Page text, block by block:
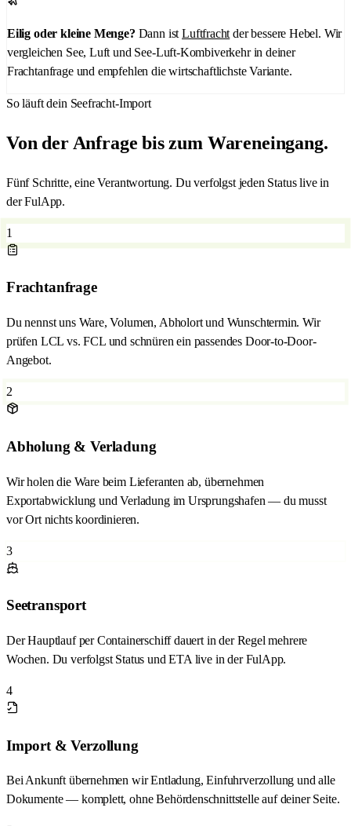
Eilig oder kleine Menge? Dann istLuftfracht der bessere Hebel. Wir
vergleichen See, Luft und See-Luft-Kombiverkehr in deiner
Frachtanfrage und empfehlen die wirtschaftlichste Variante.
So läuft dein Seefracht-Import
Von der Anfrage bis zum Wareneingang.
Fünf Schritte, eine Verantwortung. Du verfolgst jeden Status live in
der FulApp.
1
Frachtanfrage
Du nennst uns Ware, Volumen, Abholort und Wunschtermin. Wir
prüfen LCL vs. FCL und schnüren ein passendes Door-to-Door-
Angebot.
2
Abholung & Verladung
Wir holen die Ware beim Lieferanten ab, übernehmen
Exportabwicklung und Verladung im Ursprungshafen — du musst
vor Ort nichts koordinieren.
3
Seetransport
Der Hauptlauf per Containerschiff dauert in der Regel mehrere
Wochen. Du verfolgst Status und ETA live in der FulApp.
4
Import & Verzollung
Bei Ankunft übernehmen wir Entladung, Einfuhrverzollung und alle
Dokumente — komplett, ohne Behördenschnittstelle auf deiner Seite.